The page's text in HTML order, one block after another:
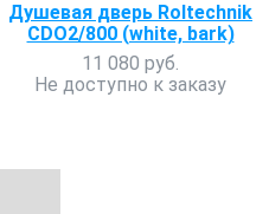
Душевая дверь Roltechnik
CDO2/800 (white, bark)
11 080 руб.
Не доступно к заказу